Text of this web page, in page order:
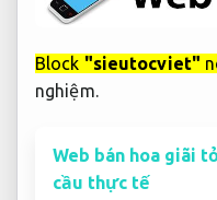
Block "sieutocviet"
nghiệm.
Web bán hoa giãi
cầu thực tế